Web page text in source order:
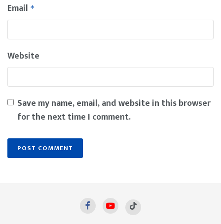
Email *
Website
Save my name, email, and website in this browser
for the next time I comment.